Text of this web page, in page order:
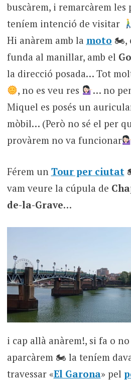
buscàrem, i remarcàrem les
teníem intenció de visitar
Hi anàrem amb la moto 🏍,
funda al manillar, amb el
la direcció posada… Tot
, no es veu res
… no
Miquel es posés un
mòbil… (Però no sé el per
provàrem no va funcionar
Férem un Tour per ciutat
vam veure la cúpula de
de-la-Grave…
i cap allà anàrem!, si fa o
aparcàrem 🏍 la teníem
travessar «El Garona» pel